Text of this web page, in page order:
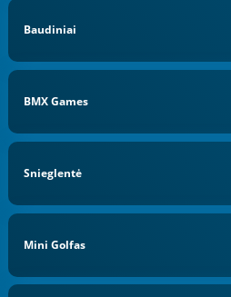
Baudiniai
BMX Games
Snieglentė
Mini Golfas